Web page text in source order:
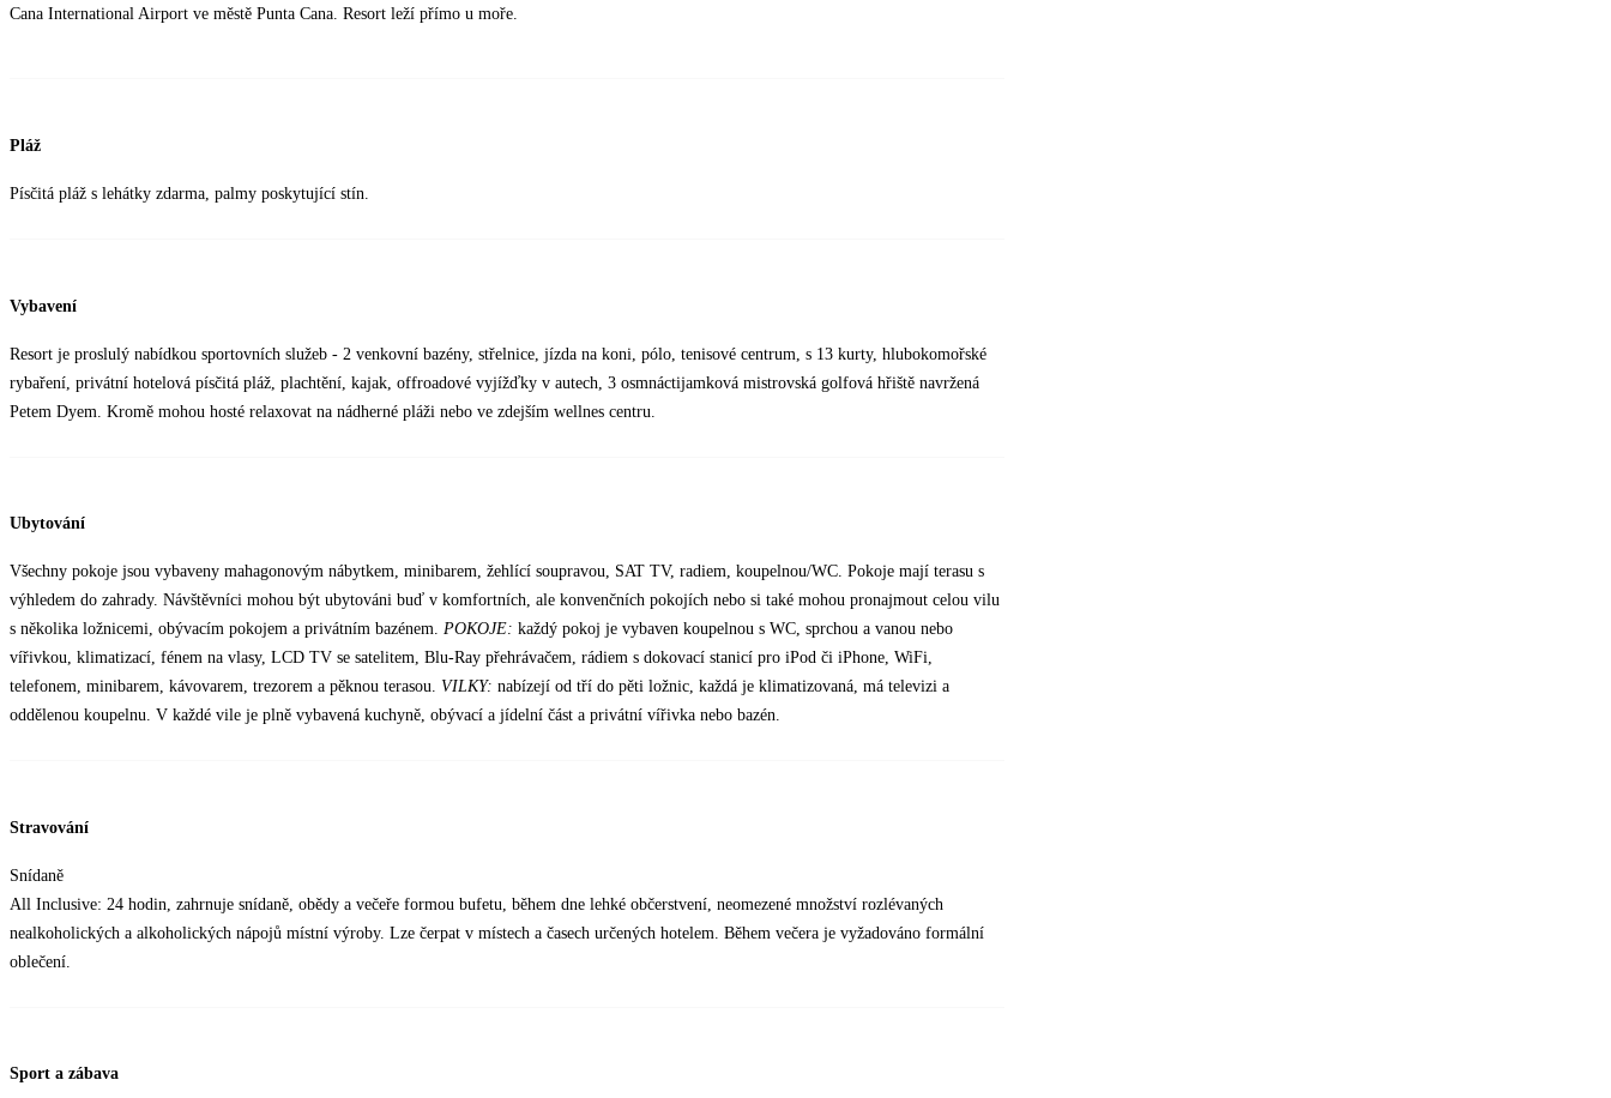
Cana International Airport ve městě Punta Cana. Resort leží přímo u moře.
Pláž
Písčitá pláž s lehátky zdarma, palmy poskytující stín.
Vybavení
Resort je proslulý nabídkou sportovních služeb - 2 venkovní bazény, střelnice, jízda na koni, pólo, tenisové centrum, s 13 kurty, hlubokomořské
rybaření, privátní hotelová písčitá pláž, plachtění, kajak, offroadové vyjížďky v autech, 3 osmnáctijamková mistrovská golfová hřiště navržená
Petem Dyem. Kromě mohou hosté relaxovat na nádherné pláži nebo ve zdejším wellnes centru.
Ubytování
Všechny pokoje jsou vybaveny mahagonovým nábytkem, minibarem, žehlící soupravou, SAT TV, radiem, koupelnou/WC. Pokoje mají terasu s
výhledem do zahrady. Návštěvníci mohou být ubytováni buď v komfortních, ale konvenčních pokojích nebo si také mohou pronajmout celou vilu
s několika ložnicemi, obývacím pokojem a privátním bazénem. POKOJE: každý pokoj je vybaven koupelnou s WC, sprchou a vanou nebo
vířivkou, klimatizací, fénem na vlasy, LCD TV se satelitem, Blu-Ray přehrávačem, rádiem s dokovací stanicí pro iPod či iPhone, WiFi,
telefonem, minibarem, kávovarem, trezorem a pěknou terasou. VILKY: nabízejí od tří do pěti ložnic, každá je klimatizovaná, má televizi a
oddělenou koupelnu. V každé vile je plně vybavená kuchyně, obývací a jídelní část a privátní vířivka nebo bazén.
Stravování
Snídaně
All Inclusive: 24 hodin, zahrnuje snídaně, obědy a večeře formou bufetu, během dne lehké občerstvení, neomezené množství rozlévaných
nealkoholických a alkoholických nápojů místní výroby. Lze čerpat v místech a časech určených hotelem. Během večera je vyžadováno formální
oblečení.
Sport a zábava